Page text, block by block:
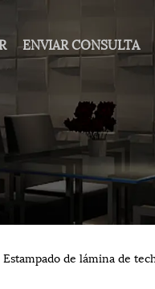
ENVIAR CONSULTA
Estampado de lámina de